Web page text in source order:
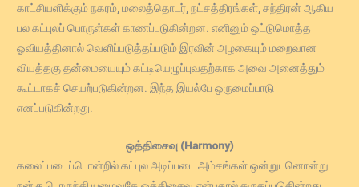
காட்சியளிக்கும் நகரம், மலைத்தொடர், நட்சத்திரங்கள், சந்திரன் ஆகிய
பல கட்புலப் பொருள்கள் காணப்படுகின்றன. எனினும் ஒட்டுமொத்த
ஓவியத்தினால் வெளிப்படுத்தப்படும் இரவின் அழகையும் மறைவான
வியத்தகு தன்மையையும் கட்டியெழுப்புவதற்காக அவை அனைத்தும்
கூட்டாகச் செயற்படுகின்றன. இந்த இயல்பே ஒருமைப்பாடு
எனப்படுகின்றது.
ஒத்திசைவு (Harmony)
கலைப்படைப்பொன்றில் கட்புல அடிப்படை அம்சங்கள் ஒன்றுடனொன்று